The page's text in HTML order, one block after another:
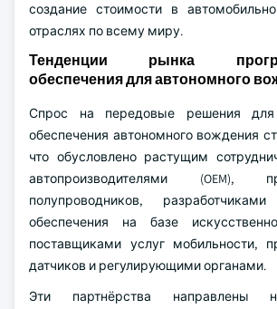
создание стоимости в
отраслях по всему миру.
Тенденции рынка
обеспечения для автономного
Спрос на передовые решения для
обеспечения автономного вождения
что обусловлено растущим
автопроизводителями (OEM),
полупроводников,
обеспечения на базе
поставщиками услуг мобильности,
датчиков и регулирующими органами.
Эти партнёрства направлены